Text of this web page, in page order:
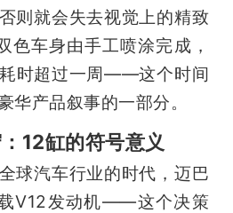
则就会失去视觉上的精致
色车身由手工喷涂完成，
时超过一周——这个时间
华产品叙事的一部分。
12缸的符号意义
球汽车行业的时代，迈巴
V12发动机——这个决策